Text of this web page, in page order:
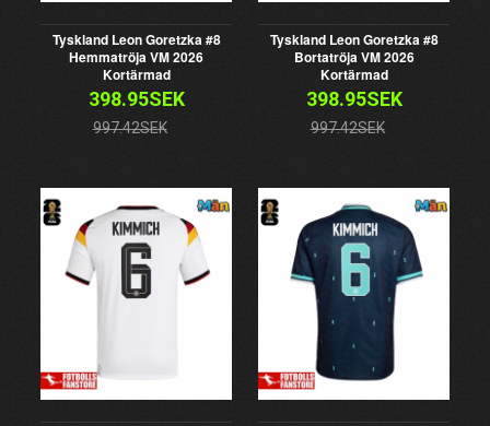
Tyskland Leon Goretzka #8
Hemmatröja VM 2026
Kortärmad
398.95SEK
997.42SEK
Tyskland Leon Goretzka #8
Bortatröja VM 2026
Kortärmad
398.95SEK
997.42SEK